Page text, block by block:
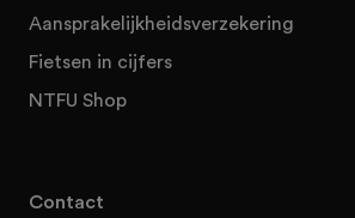
Aansprakelijkheidsverzekering
Fietsen in cijfers
NTFU Shop
Contact